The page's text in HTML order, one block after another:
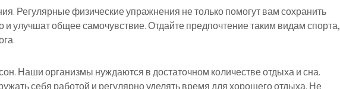
Регулярные физические упражнения не только помогут вам сохранить
и улучшат общее самочувствие. Отдайте предпочтение таким видам спорта,
Наши организмы нуждаются в достаточном количестве отдыха и сна.
себя работой и регулярно уделять время для хорошего отдыха. Не